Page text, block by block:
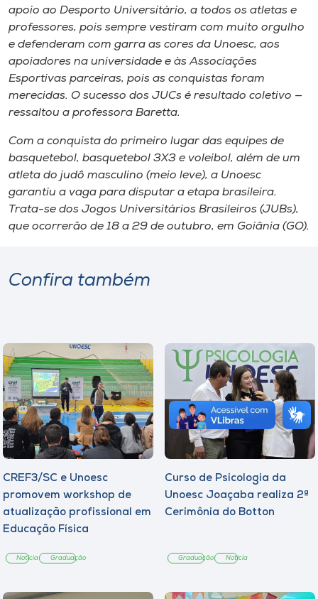
apoio ao Desporto Universitário, a todos os atletas e
professores, pois sempre vestiram com muito orgulho
e defenderam com garra as cores da Unoesc, aos
apoiadores na universidade e às Associações
Esportivas parceiras, pois as conquistas foram
merecidas. O sucesso dos JUCs é resultado coletivo —
ressaltou a professora Baretta.
Com a conquista do primeiro lugar das equipes de
basquetebol, basquetebol 3X3 e voleibol, além de um
atleta do judô masculino (meio leve), a Unoesc
garantiu a vaga para disputar a etapa brasileira.
Trata-se dos Jogos Universitários Brasileiros (JUBs),
que ocorrerão de 18 a 29 de outubro, em Goiânia (GO).
Confira também
CREF3/SC e Unoesc
promovem workshop de
atualização profissional em
Educação Física
Notícia Graduação
Curso de Psicologia da
Unoesc Joaçaba realiza 2ª
Cerimônia do Botton
Graduação Notícia